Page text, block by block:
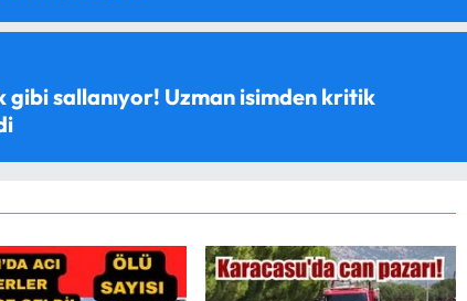
gibi sallanıyor! Uzman isimden kritik